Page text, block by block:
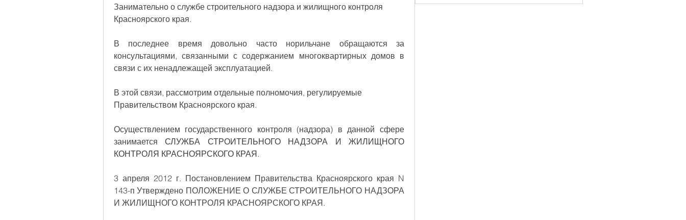
Занимательно о службе строительного надзора и жилищного контроля
Красноярского края.
В последнее время довольно часто норильчане обращаются за
консультациями, связанными с содержанием многоквартирных домов в
связи с их ненадлежащей эксплуатацией.
В этой связи, рассмотрим отдельные полномочия, регулируемые
Правительством Красноярского края.
Осуществлением государственного контроля (надзора) в данной сфере
занимается СЛУЖБА СТРОИТЕЛЬНОГО НАДЗОРА И ЖИЛИЩНОГО
КОНТРОЛЯ КРАСНОЯРСКОГО КРАЯ.
3 апреля 2012 г. Постановлением Правительства Красноярского края N
143-п Утверждено ПОЛОЖЕНИЕ О СЛУЖБЕ СТРОИТЕЛЬНОГО НАДЗОРА
И ЖИЛИЩНОГО КОНТРОЛЯ КРАСНОЯРСКОГО КРАЯ.